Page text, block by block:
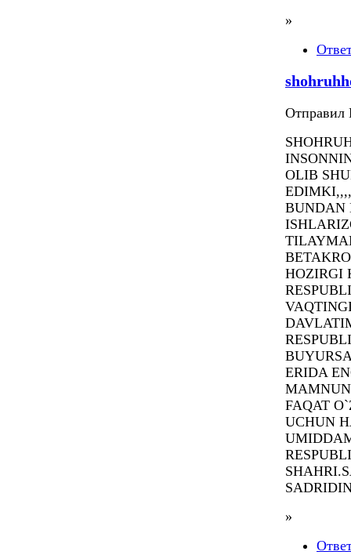
»
Отправил
OLIB
BUNDAN
HOZIRGI
ERIDA
FAQAT
UCHUN
»